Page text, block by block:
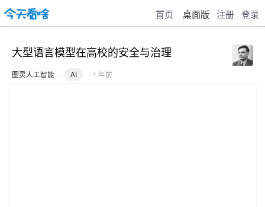
首页 桌面版 注册 登录
大型语言模型在高校的安全与治理
图灵人工智能 · AI · 1 年前